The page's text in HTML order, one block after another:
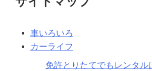
車いろいろ
カーライフ
免許とりたてでもレンタル